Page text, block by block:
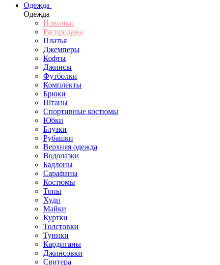
Одежда
Одежда
Новинки
Распродажа
Платья
Джемперы
Кофты
Джинсы
Футболки
Комплекты
Брюки
Штаны
Спортивные костюмы
Юбки
Блузки
Рубашки
Верхняя одежда
Водолазки
Бадлоны
Сарафаны
Костюмы
Топы
Худи
Майки
Куртки
Толстовки
Туники
Кардиганы
Джинсовки
Свитера